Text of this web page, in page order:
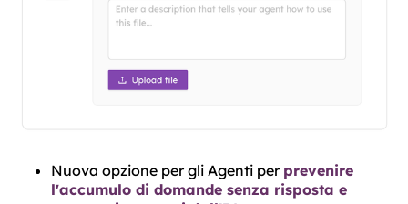
Nuova opzione per gli Agenti per prevenire
l'accumulo di domande senza risposta e